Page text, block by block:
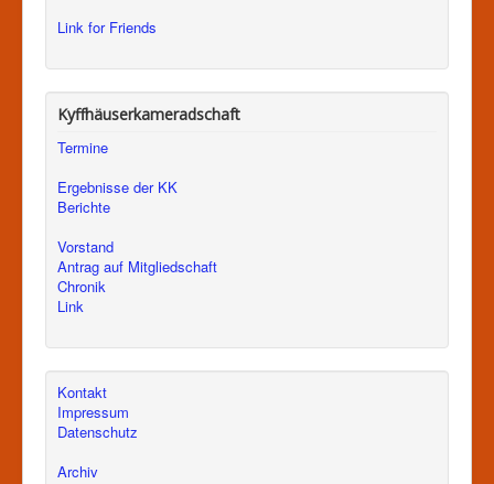
Link for Friends
Kyffhäuserkameradschaft
Termine
Ergebnisse der KK
Berichte
Vorstand
Antrag auf Mitgliedschaft
Chronik
Link
Kontakt
Impressum
Datenschutz
Archiv